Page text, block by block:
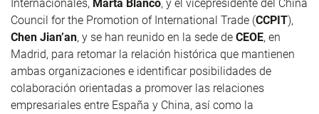
Internacionales, Marta Blanco, y el vicepresidente del China
Council for the Promotion of International Trade (CCPIT),
Chen Jian’an, y se han reunido en la sede de CEOE, en
Madrid, para retomar la relación histórica que mantienen
ambas organizaciones e identificar posibilidades de
colaboración orientadas a promover las relaciones
empresariales entre España y China, así como la